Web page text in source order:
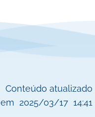
Conteúdo atualizado
em 2025/03/17 14:41